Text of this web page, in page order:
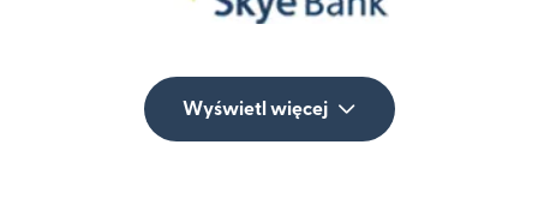
Wyświetl więcej